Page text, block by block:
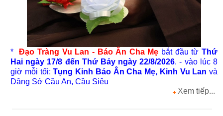
*Đạo Tràng Vu Lan - Báo Ân Cha Mẹ bắt đầu từThứ
Hai ngày 17/8 đến Thứ Bảy ngày 22/8/2026. - vào lúc 8
giờ mỗi tối:Tụng Kinh Báo Ân Cha Mẹ, Kinh Vu Lan và
Dâng Sớ Cầu An, Cầu Siêu
Xem tiếp...